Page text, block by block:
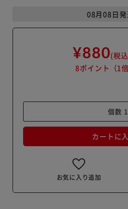
08月08日発
¥880(税
8ポイント （1
カートに
お気に入り追加